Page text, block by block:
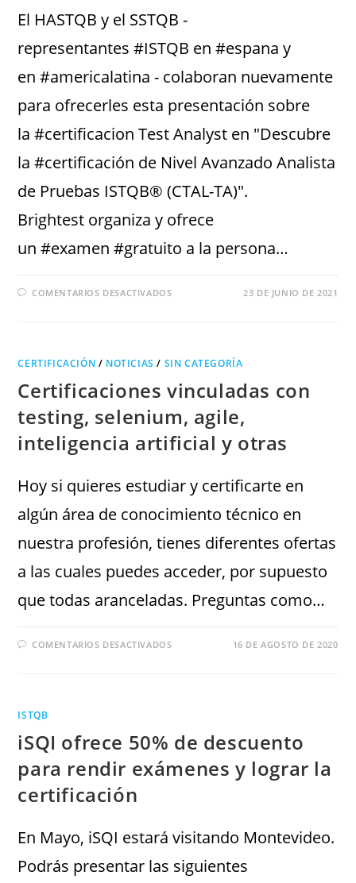
El HASTQB y el SSTQB -
representantes #ISTQB en #espana y
en #americalatina - colaboran nuevamente
para ofrecerles esta presentación sobre
la #certificacion Test Analyst en "Descubre
la #certificación de Nivel Avanzado Analista
de Pruebas ISTQB® (CTAL-TA)".
Brightest organiza y ofrece
un #examen #gratuito a la persona…
COMENTARIOS DESACTIVADOS 23 DE JUNIO DE 2021
CERTIFICACIÓN / NOTICIAS / SIN CATEGORÍA
Certificaciones vinculadas con
testing, selenium, agile,
inteligencia artificial y otras
Hoy si quieres estudiar y certificarte en
algún área de conocimiento técnico en
nuestra profesión, tienes diferentes ofertas
a las cuales puedes acceder, por supuesto
que todas aranceladas. Preguntas como…
COMENTARIOS DESACTIVADOS 16 DE AGOSTO DE 2020
ISTQB
iSQI ofrece 50% de descuento
para rendir exámenes y lograr la
certificación
En Mayo, iSQI estará visitando Montevideo.
Podrás presentar las siguientes